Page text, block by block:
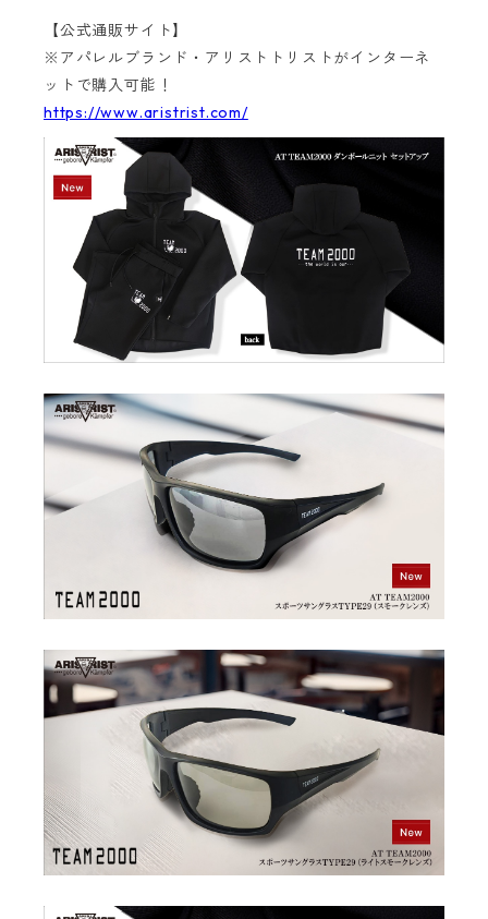
【公式通販サイト】
※アパレルブランド・アリストトリストがインターネ
ットで購入可能！
https://www.aristrist.com/